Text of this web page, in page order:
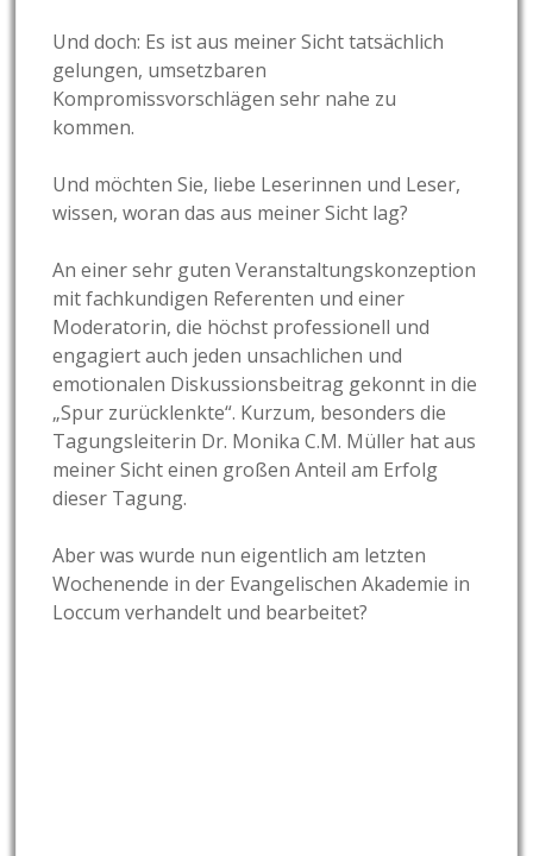
Und doch: Es ist aus meiner Sicht tatsächlich
gelungen, umsetzbaren
Kompromissvorschlägen sehr nahe zu
kommen.
Und möchten Sie, liebe Leserinnen und Leser,
wissen, woran das aus meiner Sicht lag?
An einer sehr guten Veranstaltungskonzeption
mit fachkundigen Referenten und einer
Moderatorin, die höchst professionell und
engagiert auch jeden unsachlichen und
emotionalen Diskussionsbeitrag gekonnt in die
„Spur zurücklenkte“. Kurzum, besonders die
Tagungsleiterin Dr. Monika C.M. Müller hat aus
meiner Sicht einen großen Anteil am Erfolg
dieser Tagung.
Aber was wurde nun eigentlich am letzten
Wochenende in der Evangelischen Akademie in
Loccum verhandelt und bearbeitet?